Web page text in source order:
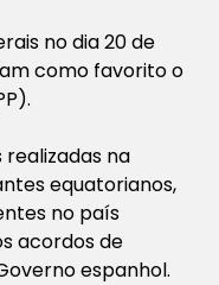
no dia 20 de
como favorito o
realizadas na
equatorianos,
no país
acordos de
espanhol.